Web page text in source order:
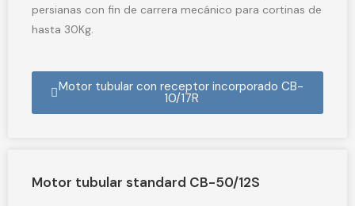
persianas con fin de carrera mecánico para cortinas de
hasta 30Kg.
Motor tubular con receptor incorporado CB-
10/17R
Motor tubular standard CB-50/12S